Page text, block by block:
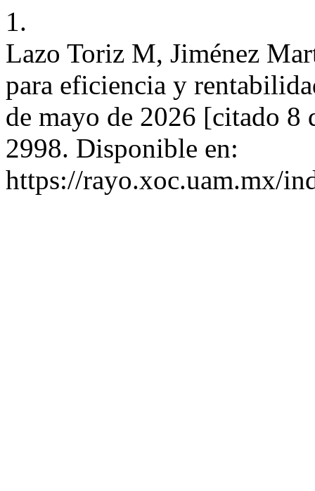
1.
Lazo Toriz M, Jiménez
para eficiencia y
de mayo de 2026 [citado 8
2998. Disponible en:
https://rayo.xoc.uam.mx/